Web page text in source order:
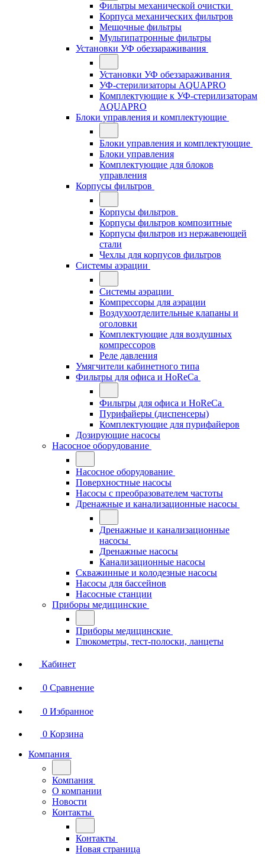
Фильтры механической очистки
Корпуса механических фильтров
Мешочные фильтры
Мультипатронные фильтры
Установки УФ обеззараживания
Установки УФ обеззараживания
УФ-стерилизаторы AQUAPRO
Комплектующие к УФ-стерилизаторам
AQUAPRO
Блоки управления и комплектующие
Блоки управления и комплектующие
Блоки управления
Комплектующие для блоков
управления
Корпусы фильтров
Корпусы фильтров
Корпусы фильтров композитные
Корпусы фильтров из нержавеющей
стали
Чехлы для корпусов фильтров
Системы аэрации
Системы аэрации
Компрессоры для аэрации
Воздухоотделительные клапаны и
оголовки
Комплектующие для воздушных
компрессоров
Реле давления
Умягчители кабинетного типа
Фильтры для офиса и HoReCa
Фильтры для офиса и HoReCa
Пурифайеры (диспенсеры)
Комплектующие для пурифайеров
Дозирующие насосы
Насосное оборудование
Насосное оборудование
Поверхностные насосы
Насосы с преобразователем частоты
Дренажные и канализационные насосы
Дренажные и канализационные
насосы
Дренажные насосы
Канализационные насосы
Скважинные и колодезные насосы
Насосы для бассейнов
Насосные станции
Приборы медицинские
Приборы медицинские
Глюкометры, тест-полоски, ланцеты
Кабинет
0 Сравнение
0 Избранное
0 Корзина
Компания
Компания
О компании
Новости
Контакты
Контакты
Новая страница